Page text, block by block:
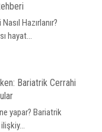
Hazırlanır?
hayat...
Bariatrik Cerrahi
yapar? Bariatrik